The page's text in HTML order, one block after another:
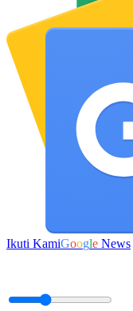
Ikuti KamiGoogle News